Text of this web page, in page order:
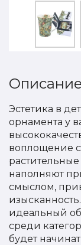
Эстетика в
орнамента у
воплощение
наполняют
смыслом,
идеальный
среди
будет